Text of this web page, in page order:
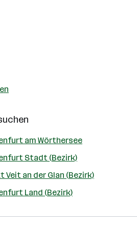
am Wörthersee
Stadt (Bezirk)
an der Glan (Bezirk)
Land (Bezirk)